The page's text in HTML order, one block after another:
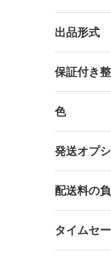
出品形式
保証付き
色
発送オプ
配送料の
タイムセ